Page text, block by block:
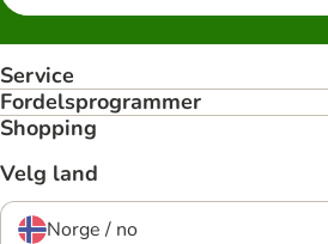
Service
Fordelsprogrammer
Shopping
Velg land
Norge / no